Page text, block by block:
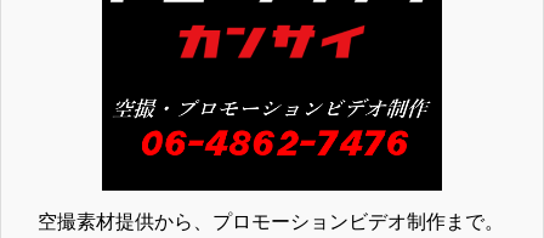
空撮素材提供から、プロモーションビデオ制作まで。